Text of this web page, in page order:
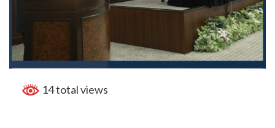
14 total views